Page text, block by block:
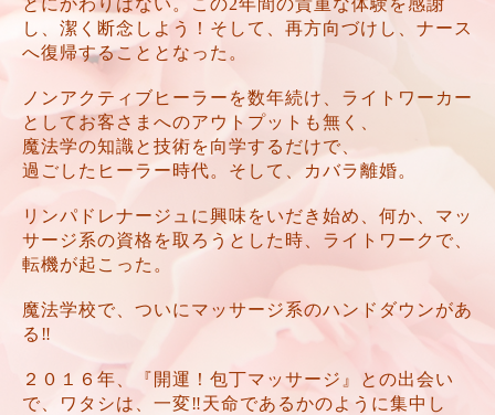
とにかわりはない。この2年間の貴重な体験を感謝
し、潔く断念しよう！そして、再方向づけし、ナース
へ復帰することとなった。
ノンアクティブヒーラーを数年続け、ライトワーカー
としてお客さまへのアウトプットも無く、
魔法学の知識と技術を向学するだけで、
過ごしたヒーラー時代。そして、カバラ離婚。
リンパドレナージュに興味をいだき始め、何か、マッ
サージ系の資格を取ろうとした時、ライトワークで、
転機が起こった。
魔法学校で、ついにマッサージ系のハンドダウンがあ
る‼️
２０１６年、『開運！包丁マッサージ』との出会い
で、ワタシは、一変‼️天命であるかのように集中し